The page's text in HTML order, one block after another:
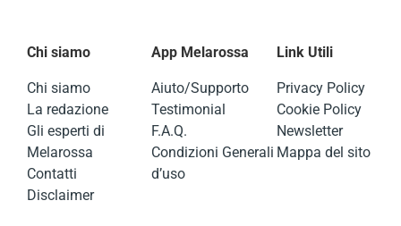
Chi siamo
Chi siamo
La redazione
Gli esperti di
Melarossa
Contatti
Disclaimer
App Melarossa
Aiuto/Supporto
Testimonial
F.A.Q.
Condizioni Generali
d’uso
Link Utili
Privacy Policy
Cookie Policy
Newsletter
Mappa del sito